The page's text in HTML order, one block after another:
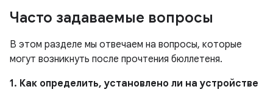
Часто задаваемые вопросы
В этом разделе мы отвечаем на вопросы, которые
могут возникнуть после прочтения бюллетеня.
1. Как определить, установлено ли на устройстве